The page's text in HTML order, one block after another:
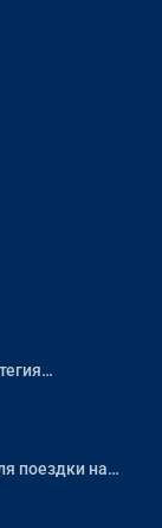
поездки на…